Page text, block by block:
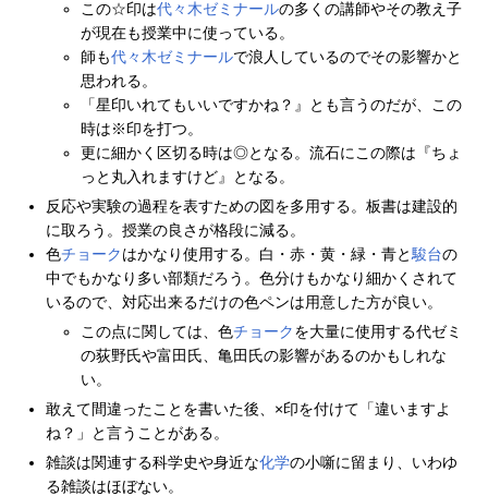
この☆印は代々木ゼミナールの多くの講師やその教え子
が現在も授業中に使っている。
師も代々木ゼミナールで浪人しているのでその影響かと
思われる。
「星印いれてもいいですかね？』とも言うのだが、この
時は※印を打つ。
更に細かく区切る時は◎となる。流石にこの際は『ちょ
っと丸入れますけど』となる。
反応や実験の過程を表すための図を多用する。板書は建設的
に取ろう。授業の良さが格段に減る。
色チョークはかなり使用する。白・赤・黄・緑・青と駿台の
中でもかなり多い部類だろう。色分けもかなり細かくされて
いるので、対応出来るだけの色ペンは用意した方が良い。
この点に関しては、色チョークを大量に使用する代ゼミ
の荻野氏や富田氏、亀田氏の影響があるのかもしれな
い。
敢えて間違ったことを書いた後、×印を付けて「違いますよ
ね？」と言うことがある。
雑談は関連する科学史や身近な化学の小噺に留まり、いわゆ
る雑談はほぼない。